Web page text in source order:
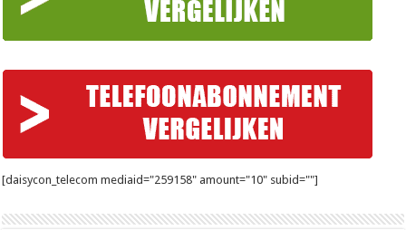
[daisycon_telecom mediaid="259158" amount="10" subid=""]